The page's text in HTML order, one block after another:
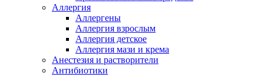
Аллергия
Аллергены
Аллергия взрослым
Аллергия детское
Аллергия мази и крема
Анестезия и растворители
Антибиотики